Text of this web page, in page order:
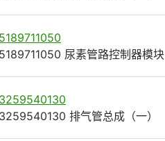
尿素管路控制器模块
排气管总成（一）